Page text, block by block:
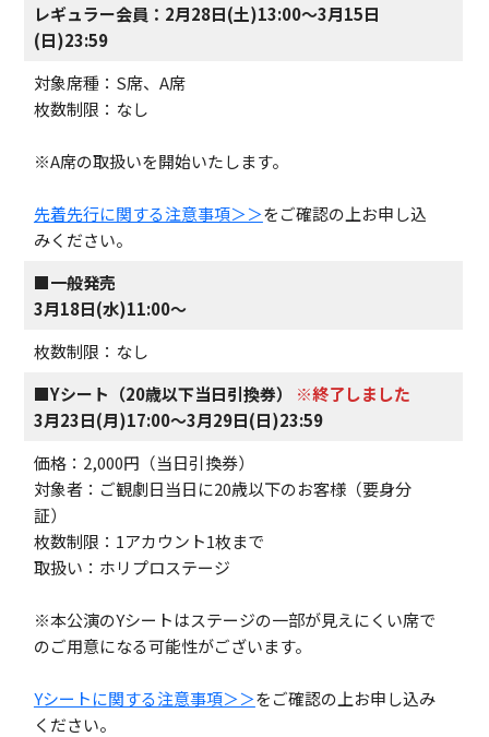
レギュラー会員：2月28日(土)13:00～3月15日
(日)23:59
対象席種：S席、A席
枚数制限：なし
※A席の取扱いを開始いたします。
先着先行に関する注意事項＞＞をご確認の上お申し込
みください。
■一般発売
3月18日(水)11:00～
枚数制限：なし
■Yシート（20歳以下当日引換券）
※終了しました
3月23日(月)17:00～3月29日(日)23:59
価格：2,000円（当日引換券）
対象者：ご観劇日当日に20歳以下のお客様（要身分
証）
枚数制限：1アカウント1枚まで
取扱い：ホリプロステージ
※本公演のYシートはステージの一部が見えにくい席で
のご用意になる可能性がございます。
Yシートに関する注意事項＞＞をご確認の上お申し込み
ください。